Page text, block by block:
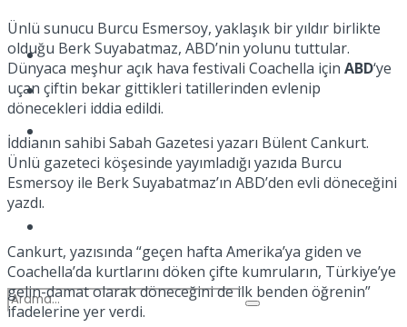
Kadınca
Spor
Ünlü sunucu Burcu Esmersoy, yaklaşık bir yıldır birlikte
olduğu Berk Suyabatmaz, ABD’nin yolunu tuttular.
Dünyaca meşhur açık hava festivali Coachella için ABD‘ye
uçan çiftin bekar gittikleri tatillerinden evlenip
dönecekleri iddia edildi.
İddianın sahibi Sabah Gazetesi yazarı Bülent Cankurt.
Ünlü gazeteci köşesinde yayımladığı yazıda Burcu
Esmersoy ile Berk Suyabatmaz’ın ABD’den evli döneceğini
yazdı.
Cankurt, yazısında “geçen hafta Amerika’ya giden ve
Coachella’da kurtlarını döken çifte kumruların, Türkiye’ye
gelin-damat olarak döneceğini de ilk benden öğrenin”
ifadelerine yer verdi.